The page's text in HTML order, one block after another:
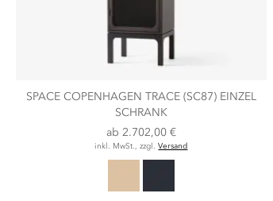
SPACE COPENHAGEN TRACE (SC87) EINZEL
SCHRANK
ab 2.702,00 €
inkl. MwSt., zzgl.Versand